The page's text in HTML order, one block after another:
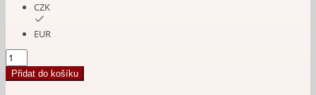
CZK
EUR
Nákotník
-
řetízek
Přidat do košíku